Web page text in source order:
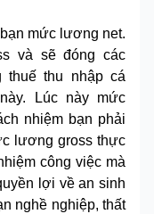
mức lương net.
và sẽ đóng các
thuế thu nhập cá
Lúc này mức
nhiệm bạn phải
lương gross thực
công việc mà
lợi về an sinh
nghề nghiệp, thất